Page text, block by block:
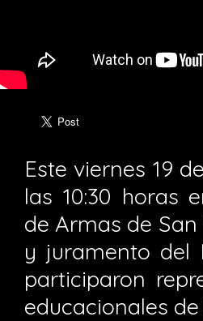
Este viernes 19
las 10:30 horas
de Armas de
y juramento del
participaron
educacionales